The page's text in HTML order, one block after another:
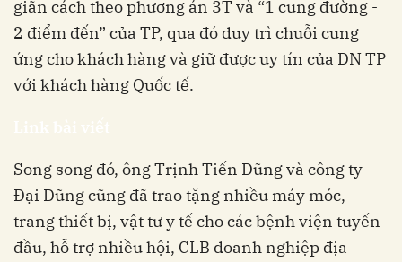
giãn cách theo phương án 3T và “1 cung đường -
2 điểm đến” của TP, qua đó duy trì chuỗi cung
ứng cho khách hàng và giữ được uy tín của DN TP
với khách hàng Quốc tế.
Song song đó, ông Trịnh Tiến Dũng và công ty
Đại Dũng cũng đã trao tặng nhiều máy móc,
trang thiết bị, vật tư y tế cho các bệnh viện tuyến
đầu, hỗ trợ nhiều hội, CLB doanh nghiệp địa